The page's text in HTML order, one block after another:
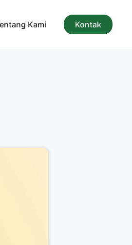
Kami Kontak